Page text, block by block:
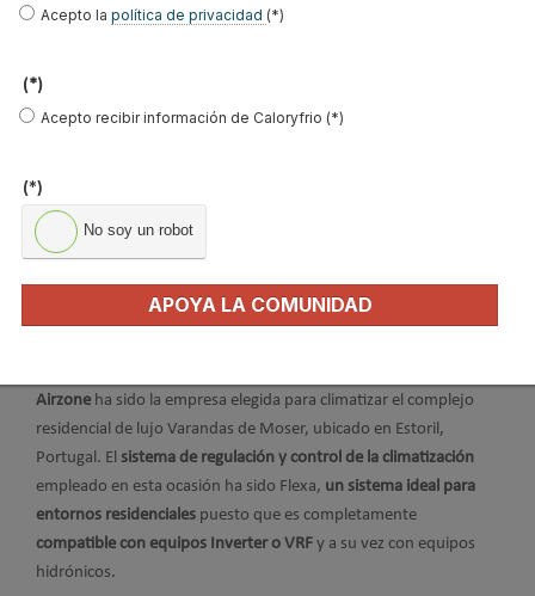
Moser en Estoril
Airzoneha sido la empresa elegida para climatizar el complejo
residencial de lujo Varandas de Moser, ubicado en Estoril,
Portugal. El sistema de regulación y control de la climatización
empleado en esta ocasión ha sido Flexa, un sistema ideal para
entornos residenciales puesto que es completamente
compatible con equipos Inverter o VRF y a su vez con equipos
hidrónicos.
Acepto la política de privacidad (*)
(*)
Acepto recibir información de Caloryfrio (*)
(*)
No soy un robot
APOYA LA COMUNIDAD